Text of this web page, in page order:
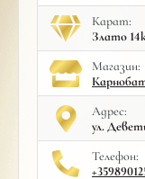
Карат:
Злато
Mагазин:
Адрес:
ул.
Телефон: